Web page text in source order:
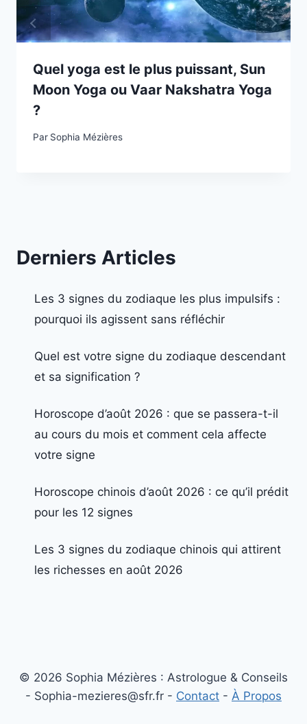
Quel yoga est le plus puissant, Sun
Moon Yoga ou Vaar Nakshatra Yoga
?
Par Sophia Mézières
Derniers Articles
Les 3 signes du zodiaque les plus impulsifs :
pourquoi ils agissent sans réfléchir
Quel est votre signe du zodiaque descendant
et sa signification ?
Horoscope d’août 2026 : que se passera-t-il
au cours du mois et comment cela affecte
votre signe
Horoscope chinois d’août 2026 : ce qu’il prédit
pour les 12 signes
Les 3 signes du zodiaque chinois qui attirent
les richesses en août 2026
© 2026 Sophia Mézières : Astrologue & Conseils
- Sophia-mezieres@sfr.fr - Contact - À Propos